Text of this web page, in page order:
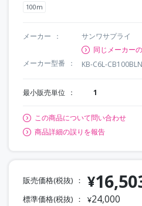
100m
メーカー
サンワサプライ
同じメーカー
メーカー型番
KB-C6L-CB100BLN
最小販売単位 1
この商品について問い合わせ
商品詳細の誤りを報告
販売価格(税抜) ¥
標準価格(税抜) ¥24,000